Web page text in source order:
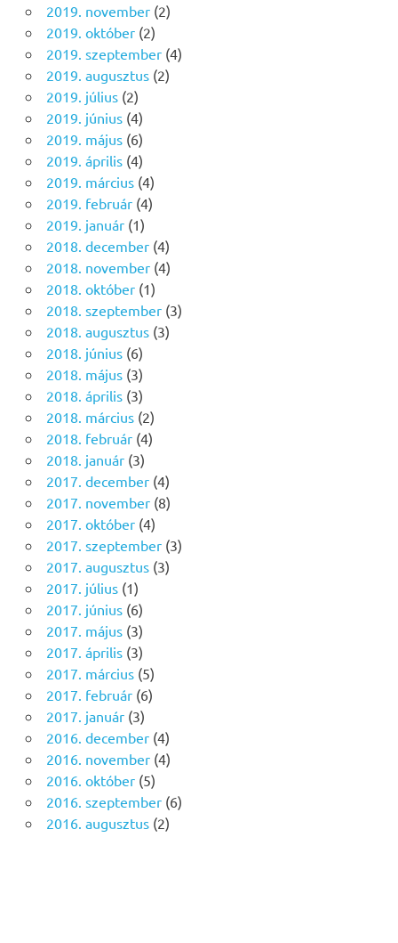
2019. november(2)
2019. október(2)
2019. szeptember(4)
2019. augusztus(2)
2019. július(2)
2019. június(4)
2019. május(6)
2019. április(4)
2019. március(4)
2019. február(4)
2019. január(1)
2018. december(4)
2018. november(4)
2018. október(1)
2018. szeptember(3)
2018. augusztus(3)
2018. június(6)
2018. május(3)
2018. április(3)
2018. március(2)
2018. február(4)
2018. január(3)
2017. december(4)
2017. november(8)
2017. október(4)
2017. szeptember(3)
2017. augusztus(3)
2017. július(1)
2017. június(6)
2017. május(3)
2017. április(3)
2017. március(5)
2017. február(6)
2017. január(3)
2016. december(4)
2016. november(4)
2016. október(5)
2016. szeptember(6)
2016. augusztus(2)